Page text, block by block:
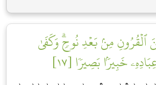
ٱلۡقُرُونِ مِنۢ بَعۡدِ نُوحٖۗ وَكَفَىٰ
خَبِيرَۢا بَصِيرٗا [١٧]